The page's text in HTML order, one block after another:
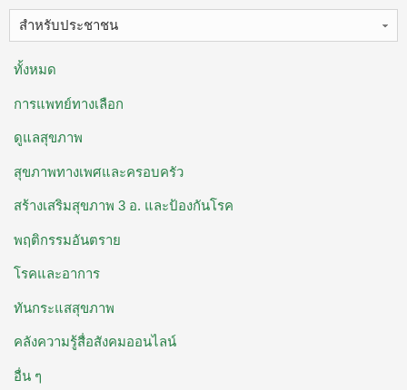
สำหรับประชาชน
ทั้งหมด
การแพทย์ทางเลือก
ดูแลสุขภาพ
สุขภาพทางเพศและครอบครัว
สร้างเสริมสุขภาพ 3 อ. ​และป้องกันโรค
พฤติกรรมอันตราย
โรคและอาการ
ทันกระแสสุขภาพ
คลังความรู้สื่อสังคมออนไลน์
อื่น ๆ